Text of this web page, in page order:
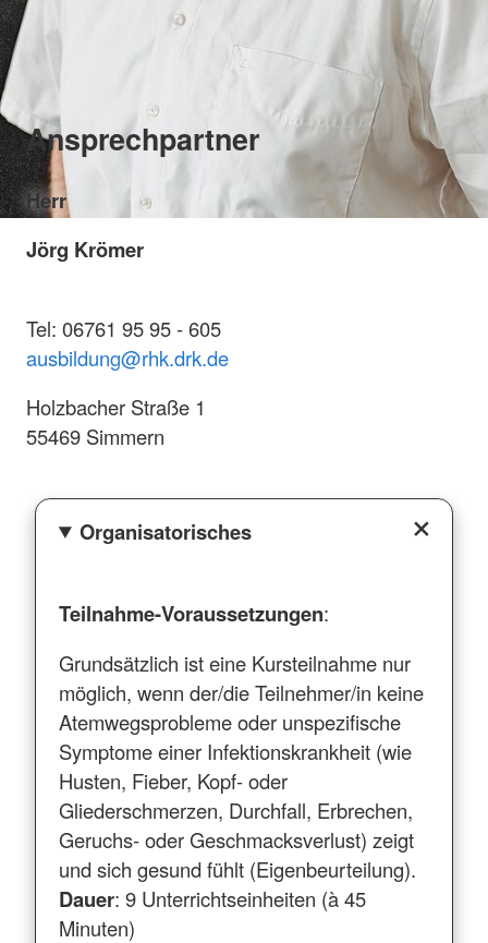
Ansprechpartner
Herr
Jörg Krömer
Tel: 06761 95 95 - 605
ausbildung@rhk.drk.de
Holzbacher Straße 1
55469 Simmern
Organisatorisches
Teilnahme-Voraussetzungen:
Grundsätzlich ist eine Kursteilnahme nur
möglich, wenn der/die Teilnehmer/in keine
Atemwegsprobleme oder unspezifische
Symptome einer Infektionskrankheit (wie
Husten, Fieber, Kopf- oder
Gliederschmerzen, Durchfall, Erbrechen,
Geruchs- oder Geschmacksverlust) zeigt
und sich gesund fühlt (Eigenbeurteilung).
Dauer: 9 Unterrichtseinheiten (à 45
Minuten)